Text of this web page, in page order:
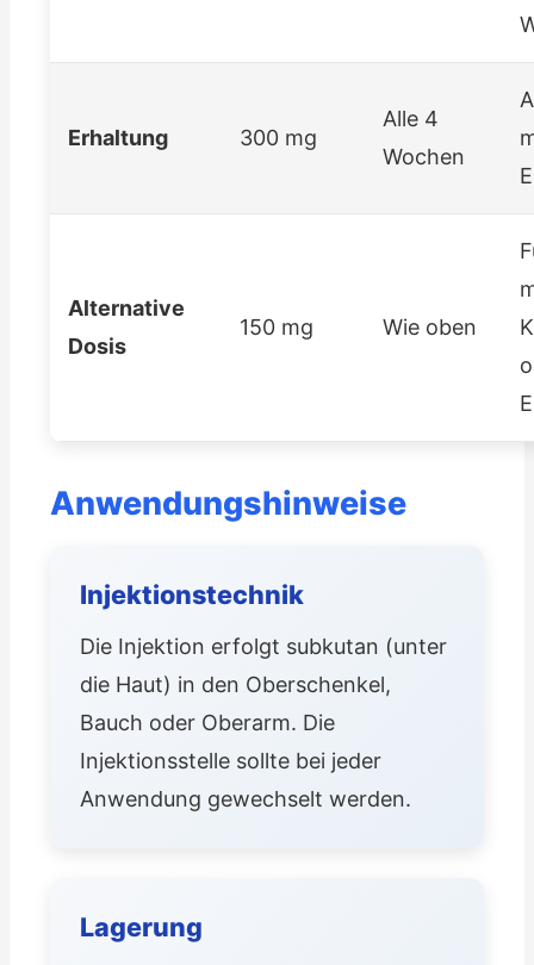
Erhaltung 300 mg
Alle 4
Wochen
Alternative
Dosis
150 mg Wie oben
Anwendungshinweise
Injektionstechnik
Die Injektion erfolgt subkutan (unter
die Haut) in den Oberschenkel,
Bauch oder Oberarm. Die
Injektionsstelle sollte bei jeder
Anwendung gewechselt werden.
Lagerung